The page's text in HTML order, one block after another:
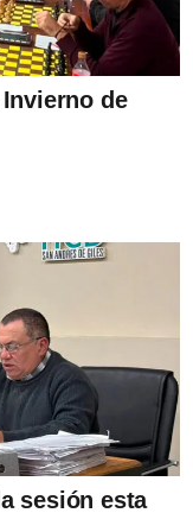
de
sesión esta